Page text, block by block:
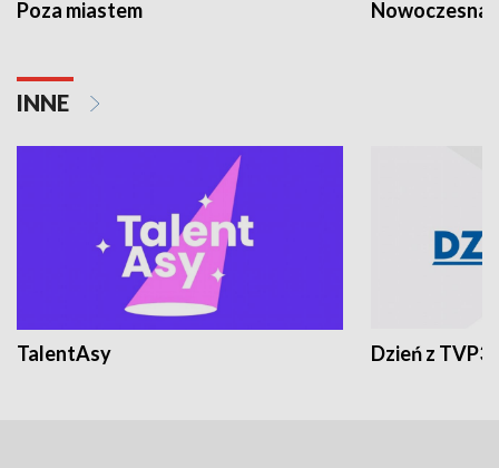
Poza miastem Nowoczesna
INNE
TalentAsy Dzień z TVP3